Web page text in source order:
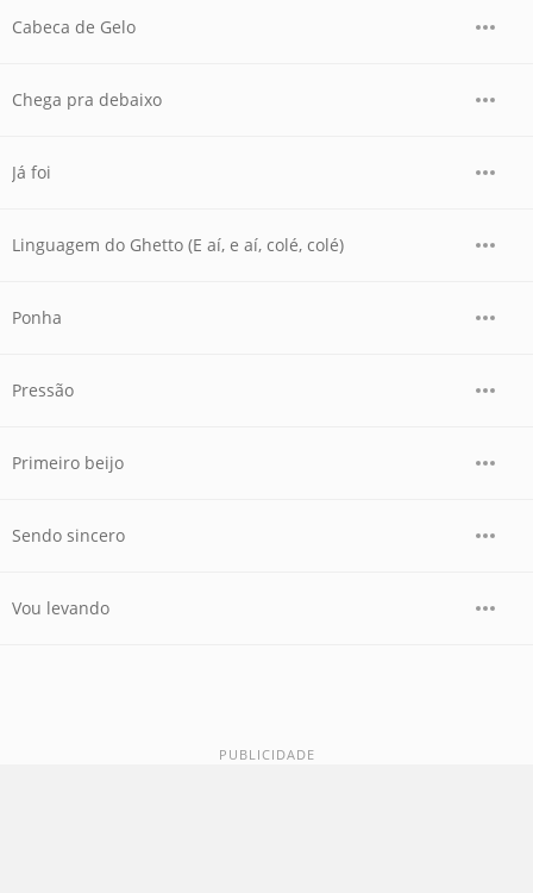
Cabeca de Gelo
Chega pra debaixo
Já foi
Linguagem do Ghetto (E aí, e aí, colé, colé)
Ponha
Pressão
Primeiro beijo
Sendo sincero
Vou levando